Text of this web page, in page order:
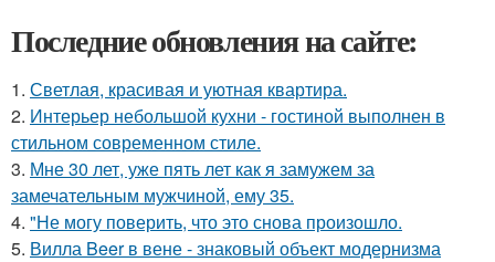
Последние обновления на сайте:
1. Светлая, красивая и уютная квартира.
2. Интерьер небольшой кухни - гостиной выполнен в
стильном современном стиле.
3. Мне 30 лет, уже пять лет как я замужем за
замечательным мужчиной, ему 35.
4. "Не могу поверить, что это снова произошло.
5. Вилла Beer в вене - знаковый объект модернизма